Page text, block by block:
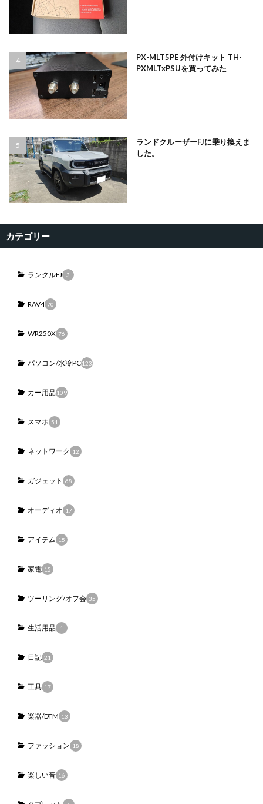
PX-MLT5PE 外付けキット TH-
PXMLTxPSUを買ってみた
ランドクルーザーFJに乗り換えま
した。
カテゴリー
ランクルFJ 3
RAV4 70
WR250X 76
パソコン/水冷PC123
カー用品109
スマホ 51
ネットワーク 12
ガジェット 68
オーディオ 17
アイテム 15
家電 15
ツーリング/オフ会 35
生活用品 1
日記 21
工具 17
楽器/DTM 13
ファッション 18
楽しい音 16